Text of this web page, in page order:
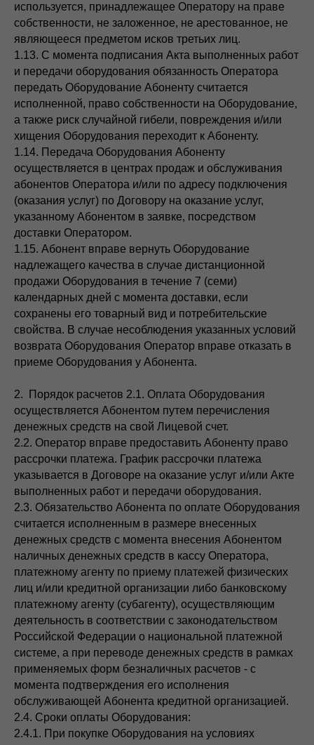
используется, принадлежащее Оператору на праве
собственности, не заложенное, не арестованное, не
являющееся предметом исков третьих лиц.
1.13. С момента подписания Акта выполненных работ
и передачи оборудования обязанность Оператора
передать Оборудование Абоненту считается
исполненной, право собственности на Оборудование,
а также риск случайной гибели, повреждения и/или
хищения Оборудования переходит к Абоненту.
1.14. Передача Оборудования Абоненту
осуществляется в центрах продаж и обслуживания
абонентов Оператора и/или по адресу подключения
(оказания услуг) по Договору на оказание услуг,
указанному Абонентом в заявке, посредством
доставки Оператором.
1.15. Абонент вправе вернуть Оборудование
надлежащего качества в случае дистанционной
продажи Оборудования в течение 7 (семи)
календарных дней с момента доставки, если
сохранены его товарный вид и потребительские
свойства. В случае несоблюдения указанных условий
возврата Оборудования Оператор вправе отказать в
приеме Оборудования у Абонента.
2. Порядок расчетов 2.1. Оплата Оборудования
осуществляется Абонентом путем перечисления
денежных средств на свой Лицевой счет.
2.2. Оператор вправе предоставить Абоненту право
рассрочки платежа. График рассрочки платежа
указывается в Договоре на оказание услуг и/или Акте
выполненных работ и передачи оборудования.
2.3. Обязательство Абонента по оплате Оборудования
считается исполненным в размере внесенных
денежных средств с момента внесения Абонентом
наличных денежных средств в кассу Оператора,
платежному агенту по приему платежей физических
лиц и/или кредитной организации либо банковскому
платежному агенту (субагенту), осуществляющим
деятельность в соответствии с законодательством
Российской Федерации о национальной платежной
системе, а при переводе денежных средств в рамках
применяемых форм безналичных расчетов - с
момента подтверждения его исполнения
обслуживающей Абонента кредитной организацией.
2.4. Сроки оплаты Оборудования:
2.4.1. При покупке Оборудования на условиях